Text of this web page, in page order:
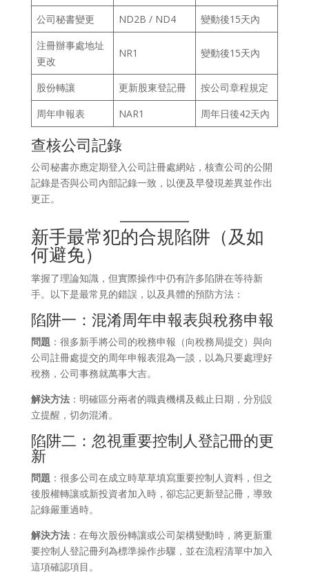
公司秘書變更
ND2B / ND4
變動後15天內
注冊辦事處地址
更改
NR1 變動後15天內
股份轉讓 更新股東登記冊
按公司章程規定
周年申報表
NAR1 周年日後42天內
查核公司記錄
公司秘書亦應定期登入公司註冊處網站，核查公司的公開
記錄是否與公司內部記錄一致，以便及早發現差異並作出
更正。
新手最常犯的合規陷阱（及如
何避免）
掌握了理論知識，但實際操作中仍有許多陷阱在等待新
手。以下是最常見的錯誤，以及具體的預防方法：
陷阱一：混淆周年申報表與稅務申報
問題 ：很多新手將公司的稅務申報（向稅務局提交）與向
公司註冊處提交的周年申報表混為一談，以為只要處理好
稅務，公司事務就萬事大吉。
解決方法：明確區分兩者的職責機構及截止日期，分別設
立提醒，切勿混淆。
陷阱二：忽視重要控制人登記冊的更
新
問題 ：很多公司在成立時草草填寫重要控制人資料，但之
後股權轉讓或新投資者加入時，卻忘記更新登記冊，導致
記錄嚴重過時。
解決方法：在每次股份轉讓或公司架構變動時，將更新重
要控制人登記冊列為標準操作步驟，並在流程清單中加入
這項確認項目。